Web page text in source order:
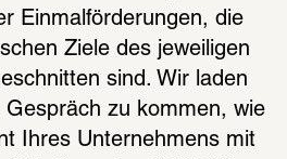
Einmalförderungen, die
Ziele des jeweiligen
sind. Wir laden
zu kommen, wie
Ihres Unternehmens mit